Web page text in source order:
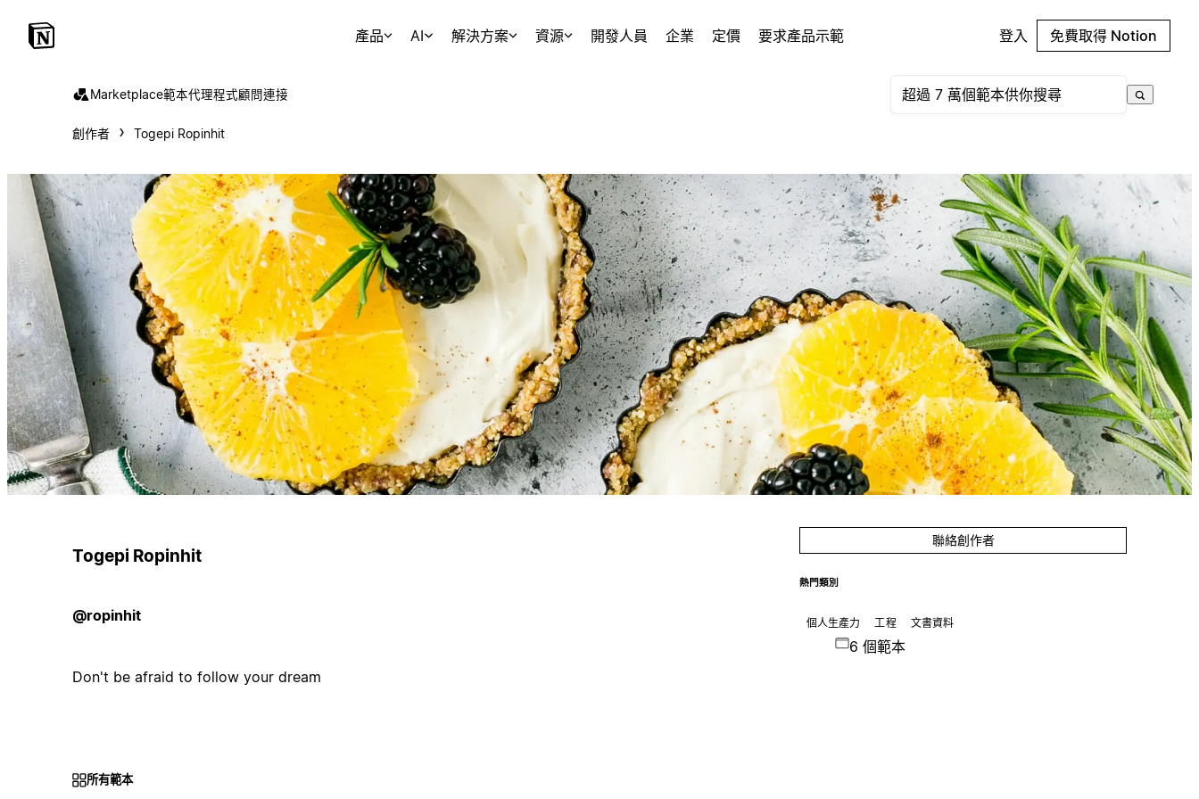
產品 AI 解決方案 資源 開發人員 企業 定價 要求產品示範 登入 免費取得 Notion
Marketplace範本代理程式顧問連接
創作者 Togepi Ropinhit
Togepi Ropinhit
@ropinhit
Don't be afraid to follow your dream
聯絡創作者
熱門類別
個人生產力 工程 文書資料
6 個範本
所有範本